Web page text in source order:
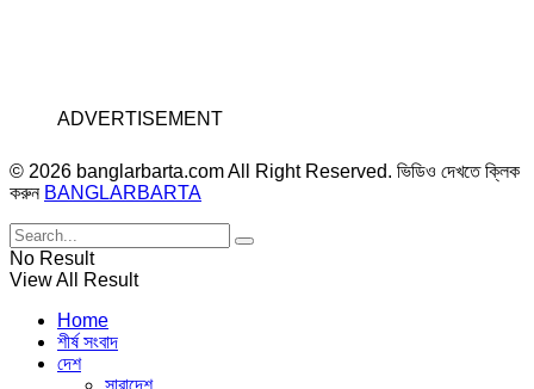
ADVERTISEMENT
© 2026 banglarbarta.com All Right Reserved. ভিডিও দেখতে ক্লিক
করুন BANGLARBARTA
No Result
View All Result
Home
শীর্ষ সংবাদ
দেশ